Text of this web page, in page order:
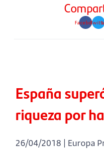
Facebook
España
riqueza por
26/04/2018 | Europa